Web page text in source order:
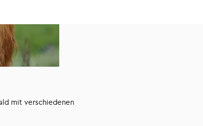
mit verschiedenen